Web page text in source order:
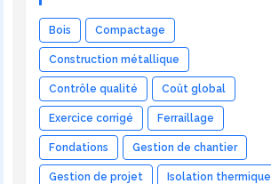
Bois Compactage
Construction métallique
Contrôle qualité Coût global
Exercice corrigé Ferraillage
Fondations Gestion de chantier
Gestion de projet Isolation thermique